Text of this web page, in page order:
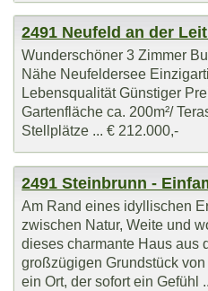
2491 Neufeld an der
Wunderschöner 3 Zimmer
Nähe Neufeldersee
Lebensqualität Günstiger
Gartenfläche ca. 200m²/
Stellplätze ... € 212.000,-
2491 Steinbrunn -
Am Rand eines idyllischen
zwischen Natur, Weite und
dieses charmante Haus aus
großzügigen Grundstück
ein Ort, der sofort ein Gefühl